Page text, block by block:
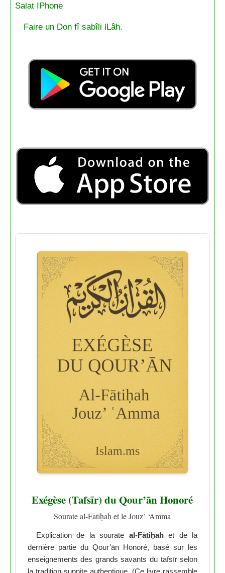
Salat IPhone
Faire un Don fî sabîli lLâh.
Exégèse (Tafsīr) du Qour’ān Honoré
Sourate al-Fātiḥah et le Jouz’ ‘Amma
Explication de la sourate al-Fātiḥahet de la
dernière partie du Qour’ān Honoré, basé sur les
enseignements des grands savants du tafsīr selon
la tradition sunnite authentique. (Ce livre rassemble